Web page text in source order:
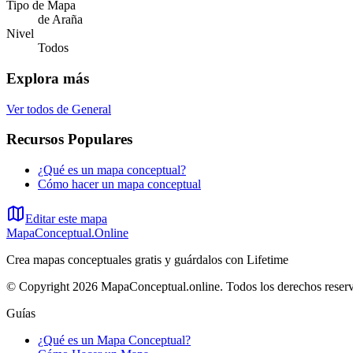
Tipo de Mapa
de Araña
Nivel
Todos
Explora más
Ver todos de General
Recursos Populares
¿Qué es un mapa conceptual?
Cómo hacer un mapa conceptual
Editar este mapa
MapaConceptual.Online
Crea mapas conceptuales gratis y guárdalos con Lifetime
© Copyright 2026 MapaConceptual.online. Todos los derechos
Guías
¿Qué es un Mapa Conceptual?